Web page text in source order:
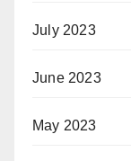
July 2023
June 2023
May 2023